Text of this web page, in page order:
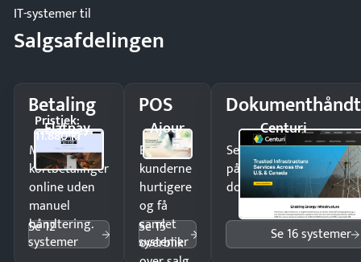
IT-systemer til
Salgsafdelingen
Betaling
Flatpay
Pristjek:
11.880 kr
Modtag
kortbetalinger
online uden
manuel
håndtering.
Se 12
systemer
POS
Ajour
Ekspedér
kunderne
hurtigere
og få
samlet
overblik
Se 15
systemer
Centuri
Send kontrakter til
på minutter og mist
dokumenter.
Se 16 systemer